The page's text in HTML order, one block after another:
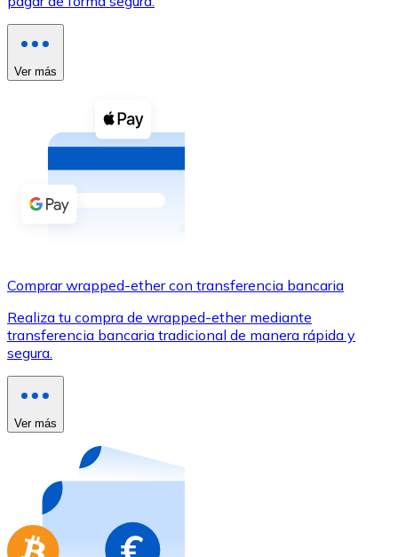
XRP
Ver todo
Compra criptomonedas con efectivo en tu tienda más
Comprar con efectivo
Transferencia SEPA
Utiliza tarjetas Visa y Mastercard para comprar
Comprar con tarjeta
Tienda - Tarjetas regalo
Nuevo
Compra tarjetas regalo de tus marcas favoritas con
Ir a la tienda de tarjetas regalo
Ver más
Comprar wrapped-ether con transferencia bancaria
Realiza tu compra de wrapped-ether mediante
transferencia bancaria tradicional de manera rápida y
segura.
Ver más